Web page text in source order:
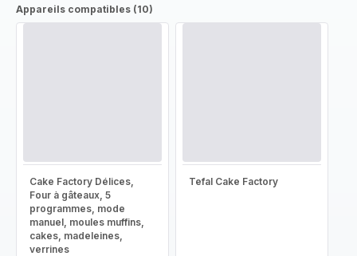
Appareils compatibles (10)
Cake Factory Délices,
Four à gâteaux, 5
programmes, mode
manuel, moules muffins,
cakes, madeleines,
verrines
Tefal Cake Factory